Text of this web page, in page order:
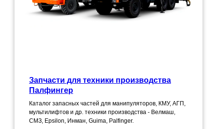
Запчасти для техники производства
Палфингер
Каталог запасных частей для манипуляторов, КМУ, АГП,
мультилифтов и др. техники производства - Велмаш,
СМЗ, Epsilon, Инман, Guima, Palfinger.